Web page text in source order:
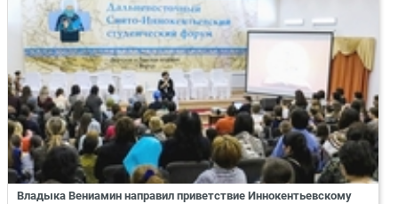
Владыка Вениамин направил приветствие Иннокентьевскому